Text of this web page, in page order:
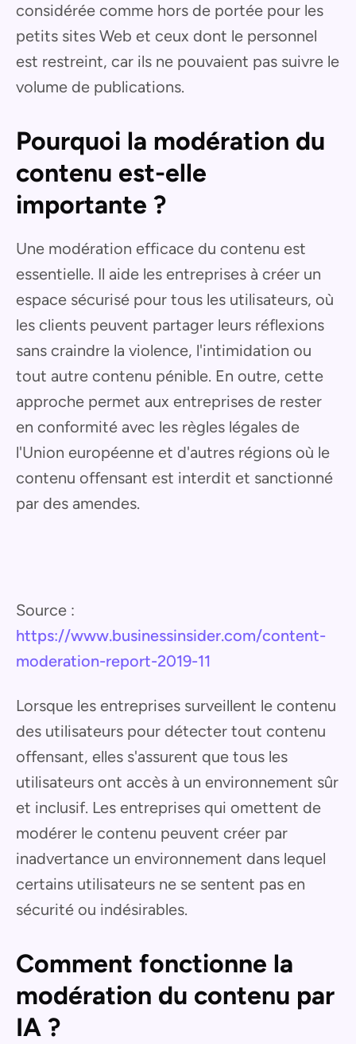
considérée comme hors de portée pour les
petits sites Web et ceux dont le personnel
est restreint, car ils ne pouvaient pas suivre le
volume de publications.
Pourquoi la modération du
contenu est-elle
importante ?
Une modération efficace du contenu est
essentielle. Il aide les entreprises à créer un
espace sécurisé pour tous les utilisateurs, où
les clients peuvent partager leurs réflexions
sans craindre la violence, l'intimidation ou
tout autre contenu pénible. En outre, cette
approche permet aux entreprises de rester
en conformité avec les règles légales de
l'Union européenne et d'autres régions où le
contenu offensant est interdit et sanctionné
par des amendes.
Source :
https://www.businessinsider.com/content-
moderation-report-2019-11
Lorsque les entreprises surveillent le contenu
des utilisateurs pour détecter tout contenu
offensant, elles s'assurent que tous les
utilisateurs ont accès à un environnement sûr
et inclusif. Les entreprises qui omettent de
modérer le contenu peuvent créer par
inadvertance un environnement dans lequel
certains utilisateurs ne se sentent pas en
sécurité ou indésirables.
Comment fonctionne la
modération du contenu par
IA ?